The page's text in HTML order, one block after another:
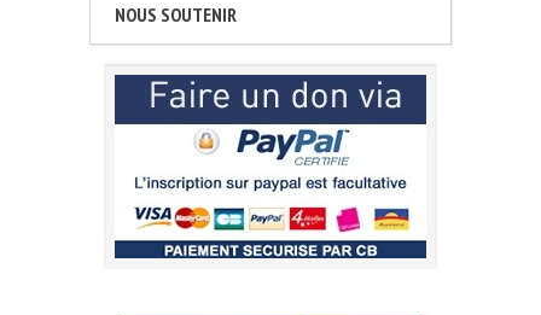
NOUS SOUTENIR